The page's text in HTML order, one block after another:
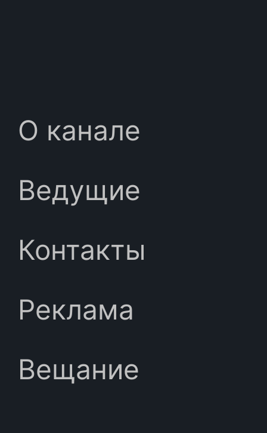
О канале
Ведущие
Контакты
Реклама
Вещание